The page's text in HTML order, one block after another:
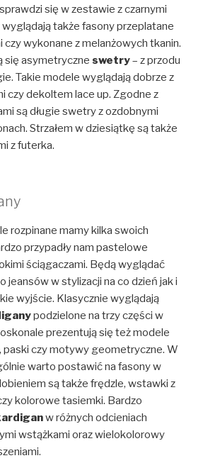
się w zestawie z czarnymi
także fasony przeplatane
czy wykonane z melanżowych tkanin.
się asymetryczne swetry– z przodu
Takie modele wyglądają dobrze z
czy dekoltem lace up. Zgodne z
są długie swetry z ozdobnymi
Strzałem w dziesiątkę są także
z futerka.
rozpinane mamy kilka swoich
przypadły nam pastelowe
ściągaczami. Będą wyglądać
jeansów w stylizacji na co dzień jak i
wyjście. Klasycznie wyglądają
podzielone na trzy części w
prezentują się też modele
paski czy motywy geometryczne. W
warto postawić na fasony w
są także frędzle, wstawki z
kolorowe tasiemki. Bardzo
w różnych odcieniach
wstążkami oraz wielokolorowy